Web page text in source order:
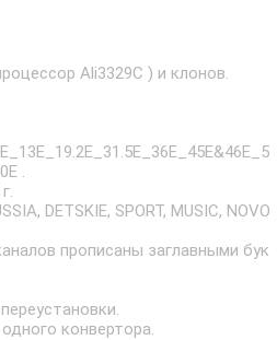
Ali3329С ) и клонов.
.
DETSKIE, SPORT, MUSIC, NOVO
прописаны заглавными бук
конвертора.